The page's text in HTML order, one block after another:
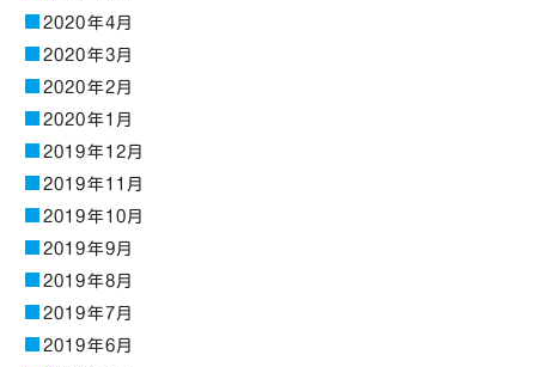
2020年4月
2020年3月
2020年2月
2020年1月
2019年12月
2019年11月
2019年10月
2019年9月
2019年8月
2019年7月
2019年6月